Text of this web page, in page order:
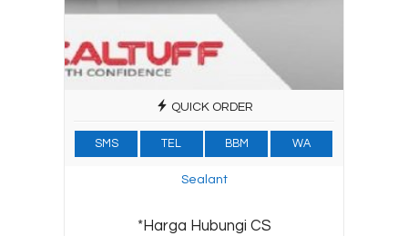
QUICK ORDER
SMS TEL BBM WA
Sealant
*Harga Hubungi CS